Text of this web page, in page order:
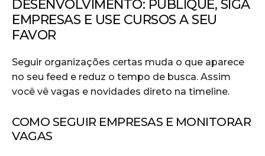
DESENVOLVIMENTO: PUBLIQUE, SIGA
EMPRESAS E USE CURSOS A SEU
FAVOR
Seguir organizações certas muda o que aparece
no seu feed e reduz o tempo de busca. Assim
você vê vagas e novidades direto na timeline.
COMO SEGUIR EMPRESAS E MONITORAR
VAGAS